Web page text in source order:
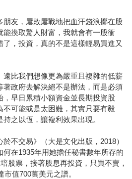
朋友，屢敗屢戰地把血汗錢浪擲在股
能換取驚人財富，我就會有一股衝
，投資，真的不是這樣輕易買進又
遠比我們想像更為嚴重且複雜的低薪
著政府去解決絕不是辦法，而是必須
，早日累積小額資金並長期投資股
不可能或是太困難，其實只要有毅
之以恆，讓複利效果出現。
不交易》（大是文化出版，2018）
在1935年用她擔任秘書數年所存的
股票，接著股息再投資，只買不賣，
值700萬美元之譜。